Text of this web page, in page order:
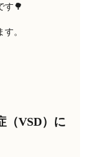
す🌳
。
（VSD）に